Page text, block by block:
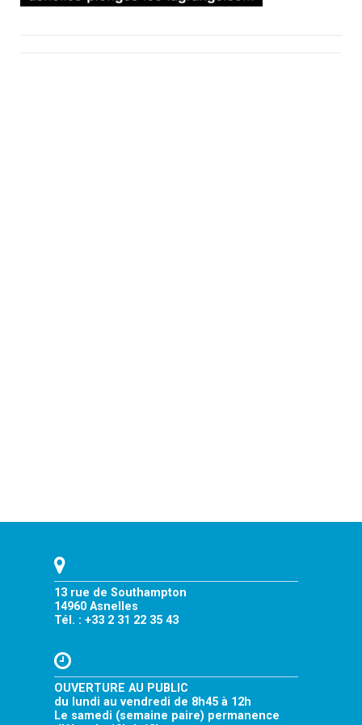
13 rue de Southampton
14960 Asnelles
Tél. : +33 2 31 22 35 43
OUVERTURE AU PUBLIC
du lundi au vendredi de 8h45 à 12h
Le samedi (semaine paire) permanence